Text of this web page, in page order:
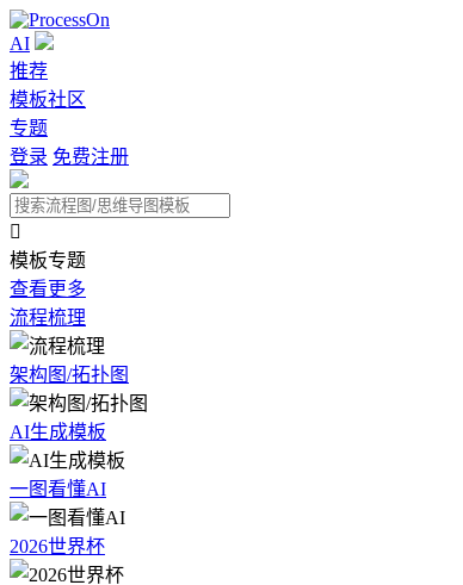
AI
推荐
模板社区
专题
登录 免费注册

模板专题
查看更多
流程梳理
架构图/拓扑图
AI生成模板
一图看懂AI
2026世界杯